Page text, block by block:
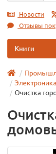
Новости
Отзывы
Книги
Очистка